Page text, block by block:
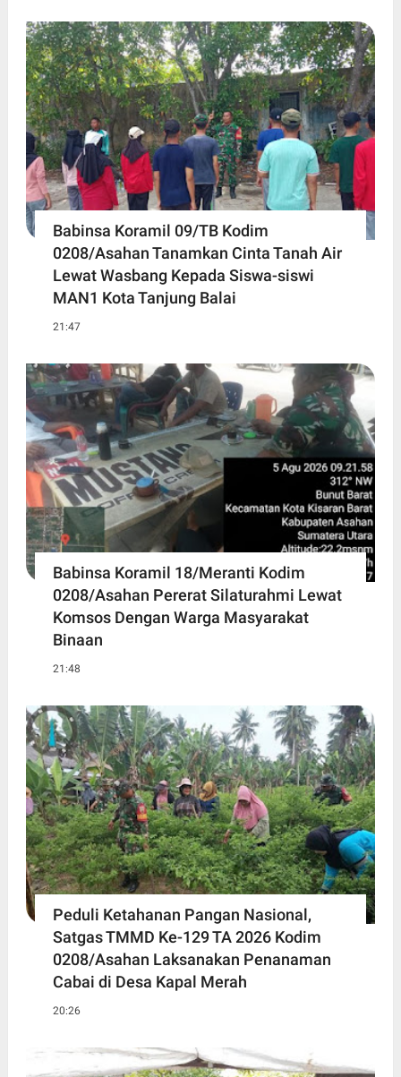
Babinsa Koramil 09/TB Kodim
0208/Asahan Tanamkan Cinta Tanah Air
Lewat Wasbang Kepada Siswa-siswi
MAN1 Kota Tanjung Balai
21:47
Babinsa Koramil 18/Meranti Kodim
0208/Asahan Pererat Silaturahmi Lewat
Komsos Dengan Warga Masyarakat
Binaan
21:48
Peduli Ketahanan Pangan Nasional,
Satgas TMMD Ke-129 TA 2026 Kodim
0208/Asahan Laksanakan Penanaman
Cabai di Desa Kapal Merah
20:26